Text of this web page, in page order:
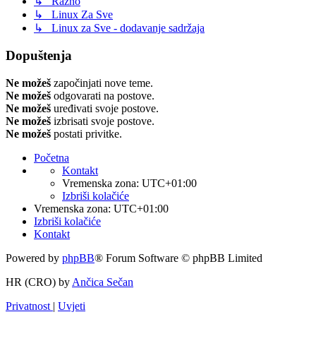
↳ Linux Za Sve
↳ Linux za Sve - dodavanje sadržaja
Dopuštenja
Ne možeš započinjati nove teme.
Ne možeš odgovarati na postove.
Ne možeš uređivati svoje postove.
Ne možeš izbrisati svoje postove.
Ne možeš postati privitke.
Početna
Kontakt
Vremenska zona: UTC+01:00
Izbriši kolačiće
Vremenska zona: UTC+01:00
Izbriši kolačiće
Kontakt
Powered by phpBB® Forum Software © phpBB Limited
HR (CRO) by Ančica Sečan
Privatnost | Uvjeti